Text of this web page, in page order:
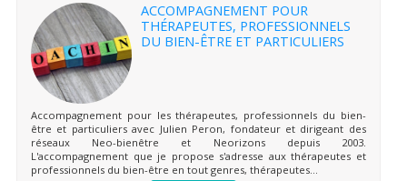
ACCOMPAGNEMENT POUR
THÉRAPEUTES, PROFESSIONNELS
DU BIEN-ÊTRE ET PARTICULIERS
Accompagnement pour les thérapeutes, professionnels du bien-
être et particuliers avec Julien Peron, fondateur et dirigeant des
réseaux Neo-bienêtre et Neorizons depuis 2003.
L'accompagnement que je propose s'adresse aux thérapeutes et
professionnels du bien-être en tout genres, thérapeutes...